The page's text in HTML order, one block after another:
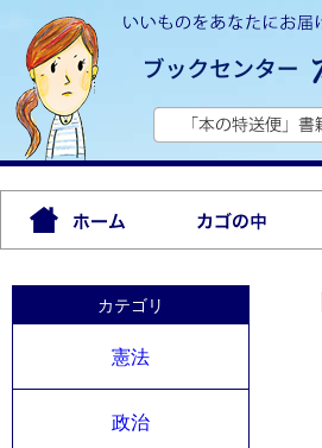
カテゴリ
憲法
政治